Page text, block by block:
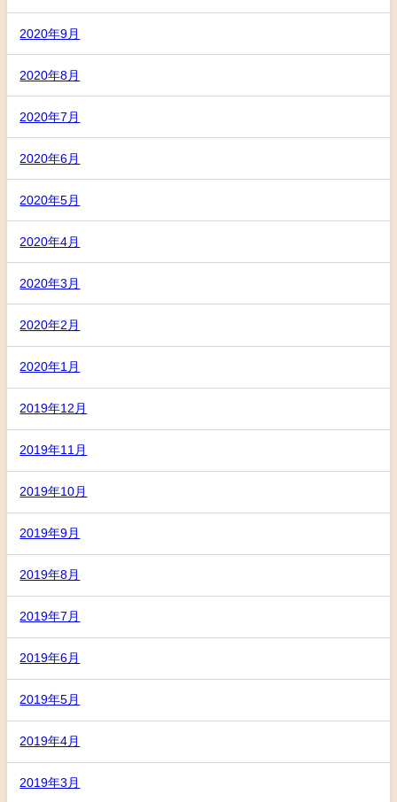
2020年9月
2020年8月
2020年7月
2020年6月
2020年5月
2020年4月
2020年3月
2020年2月
2020年1月
2019年12月
2019年11月
2019年10月
2019年9月
2019年8月
2019年7月
2019年6月
2019年5月
2019年4月
2019年3月